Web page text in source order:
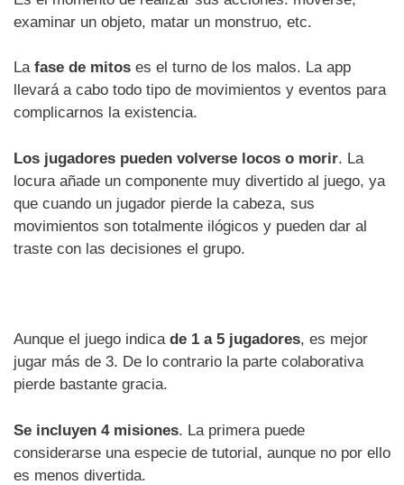
examinar un objeto, matar un monstruo, etc.
La fase de mitos es el turno de los malos. La app
llevará a cabo todo tipo de movimientos y eventos para
complicarnos la existencia.
Los jugadores pueden volverse locos o morir. La
locura añade un componente muy divertido al juego, ya
que cuando un jugador pierde la cabeza, sus
movimientos son totalmente ilógicos y pueden dar al
traste con las decisiones el grupo.
Aunque el juego indica de 1 a 5 jugadores, es mejor
jugar más de 3. De lo contrario la parte colaborativa
pierde bastante gracia.
Se incluyen 4 misiones. La primera puede
considerarse una especie de tutorial, aunque no por ello
es menos divertida.